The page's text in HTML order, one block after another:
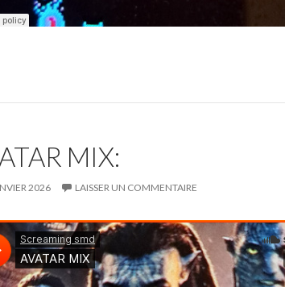
MIX:
2026 LAISSER UN COMMENTAIRE